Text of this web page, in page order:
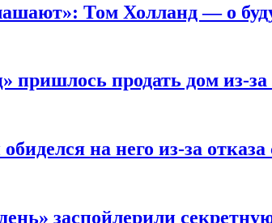
Том Холланд — о
продать дом из-за
на него из-за
заспойлерили